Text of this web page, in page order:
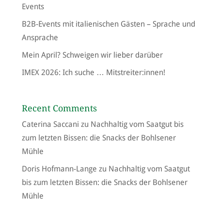
Events
B2B-Events mit italienischen Gästen – Sprache und
Ansprache
Mein April? Schweigen wir lieber darüber
IMEX 2026: Ich suche … Mitstreiter:innen!
Recent Comments
Caterina Saccani zu Nachhaltig vom Saatgut bis
zum letzten Bissen: die Snacks der Bohlsener
Mühle
Doris Hofmann-Lange zu Nachhaltig vom Saatgut
bis zum letzten Bissen: die Snacks der Bohlsener
Mühle